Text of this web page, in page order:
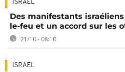
ISRAËL
Des manifestants
le-feu et un accord sur les
21/10 - 08:10
ISRAËL